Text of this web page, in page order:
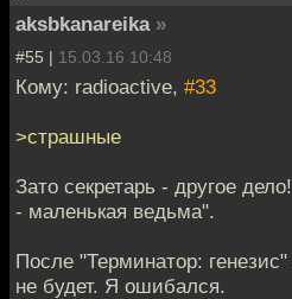
aksbkanareika »
#55 | 15.03.16 10:48
Кому: radioactive, #33
>страшные
Зато секретарь - другое
- маленькая ведьма".
После "Терминатор:
не будет. Я ошибался.